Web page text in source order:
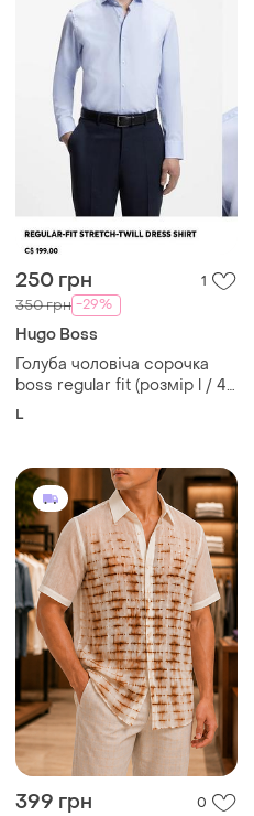
250 грн 1
350 грн -29%
Hugo Boss
Голуба чоловіча сорочка
boss regular fit (розмір l / 41)
оригінал
L
399 грн 0